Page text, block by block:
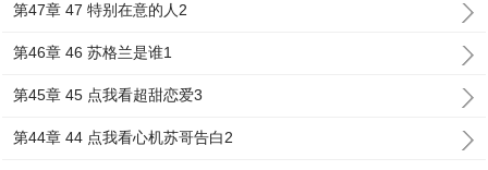
第47章 47 特别在意的人2
第46章 46 苏格兰是谁1
第45章 45 点我看超甜恋爱3
第44章 44 点我看心机苏哥告白2